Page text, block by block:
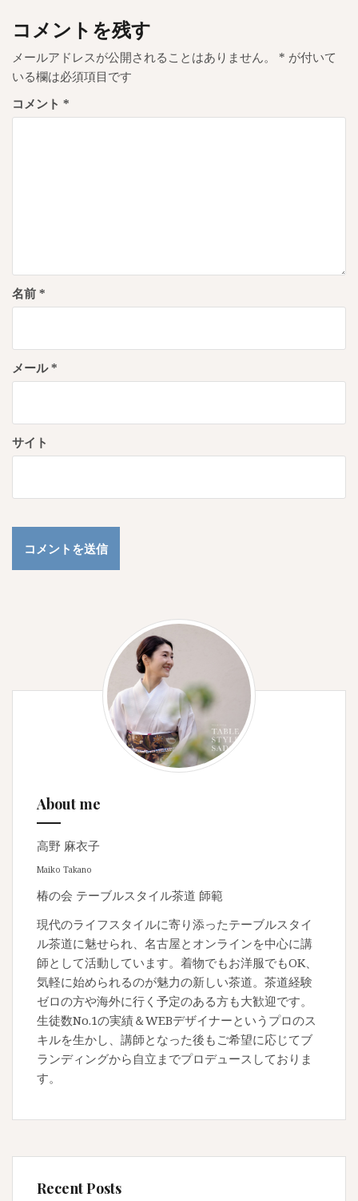
ビ
ゲ
ー
シ
ョ
コメントを残す
メールアドレスが公開されることはありません。 * が付いて
いる欄は必須項目です
コメント *
名前 *
メール*
サイト
About me
高野 麻衣子
Maiko Takano
椿の会 テーブルスタイル茶道 師範
現代のライフスタイルに寄り添ったテーブルスタイ
ル茶道に魅せられ、名古屋とオンラインを中心に講
師として活動しています。着物でもお洋服でもOK、
気軽に始められるのが魅力の新しい茶道。茶道経験
ゼロの方や海外に行く予定のある方も大歓迎です。
生徒数No.1の実績＆WEBデザイナーというプロのス
キルを生かし、講師となった後もご希望に応じてブ
ランディングから自立までプロデュースしておりま
す。
Recent Posts